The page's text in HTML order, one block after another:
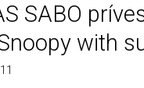
SABO
with